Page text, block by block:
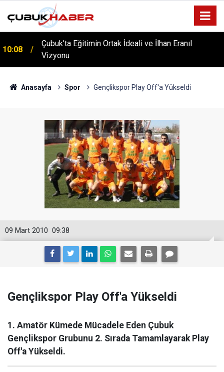
10:08
Çubuk’ta Eğitimin Ortak İdeali ve İlhan Eranıl
Vizyonu
Anasayfa Spor Gençlikspor Play Off'a Yükseldi
09:38
09 Mart 2010
Gençlikspor Play Off'a Yükseldi
1. Amatör Kümede Mücadele Eden Çubuk
Gençlikspor Grubunu 2. Sırada Tamamlayarak Play
Off'a Yükseldi.